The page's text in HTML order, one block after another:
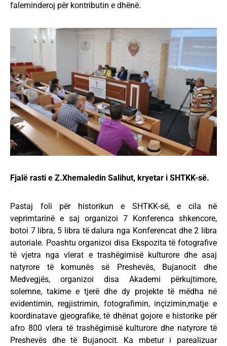
faleminderoj për kontributin e dhënë.
Fjalë rasti e Z.Xhemaledin Salihut, kryetar i SHTKK-së.
Pastaj foli për historikun e SHTKK-së, e cila në
veprimtarinë e saj organizoi 7 Konferenca shkencore,
botoi 7 libra, 5 libra të dalura nga Konferencat dhe 2 libra
autoriale. Poashtu organizoi disa Ekspozita të fotografive
të vjetra nga vlerat e trashëgimisë kulturore dhe asaj
natyrore të komunës së Preshevës, Bujanocit dhe
Medvegjës, organizoi disa Akademi përkujtimore,
solemne, takime e tjerë dhe dy projekte të mëdha në
evidentimin, regjistrimin, fotografimin, inçizimin,matje e
koordinatave gjeografike, të dhënat gojore e historike për
afro 800 vlera të trashëgimisë kulturore dhe natyrore të
Preshevës dhe të Bujanocit. Ka mbetur i parealizuar